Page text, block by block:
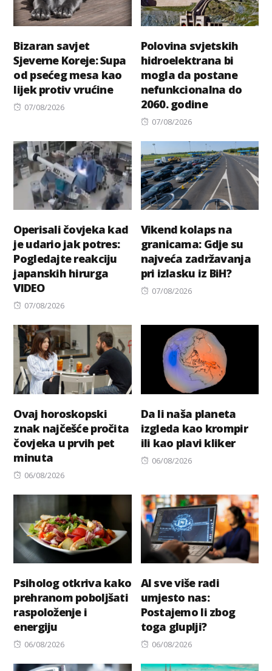
Bizaran savjet
Sjeverne Koreje: Supa
od psećeg mesa kao
lijek protiv vrućine
Posted
07/08/2026
Polovina svjetskih
hidroelektrana bi
mogla da postane
nefunkcionalna do
2060. godine
Posted
07/08/2026
Operisali čovjeka kad
je udario jak potres:
Pogledajte reakciju
japanskih hirurga
VIDEO
Posted
07/08/2026
Vikend kolaps na
granicama: Gdje su
najveća zadržavanja
pri izlasku iz BiH?
Posted
07/08/2026
Ovaj horoskopski
znak najčešće pročita
čovjeka u prvih pet
minuta
Posted
06/08/2026
Da li naša planeta
izgleda kao krompir
ili kao plavi kliker
Posted
06/08/2026
Psiholog otkriva kako
prehranom poboljšati
raspoloženje i
energiju
Posted
06/08/2026
AI sve više radi
umjesto nas:
Postajemo li zbog
toga gluplji?
Posted
06/08/2026